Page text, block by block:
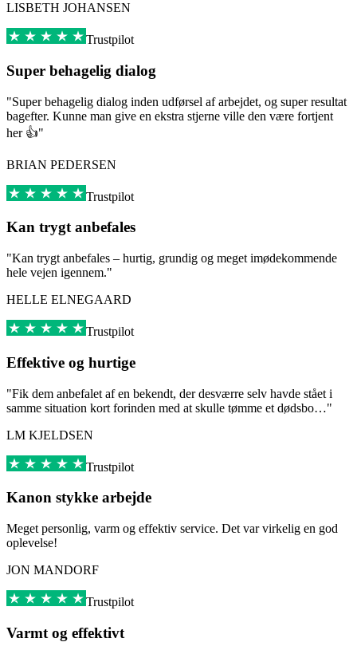
LISBETH JOHANSEN
Trustpilot
Super behagelig dialog
"Super behagelig dialog inden udførsel af arbejdet, og super resultat
bagefter. Kunne man give en ekstra stjerne ville den være fortjent
her 👍"
BRIAN PEDERSEN
Trustpilot
Kan trygt anbefales
"Kan trygt anbefales – hurtig, grundig og meget imødekommende
hele vejen igennem."
HELLE ELNEGAARD
Trustpilot
Effektive og hurtige
"Fik dem anbefalet af en bekendt, der desværre selv havde stået i
samme situation kort forinden med at skulle tømme et dødsbo…"
LM KJELDSEN
Trustpilot
Kanon stykke arbejde
Meget personlig, varm og effektiv service. Det var virkelig en god
oplevelse!
JON MANDORF
Trustpilot
Varmt og effektivt